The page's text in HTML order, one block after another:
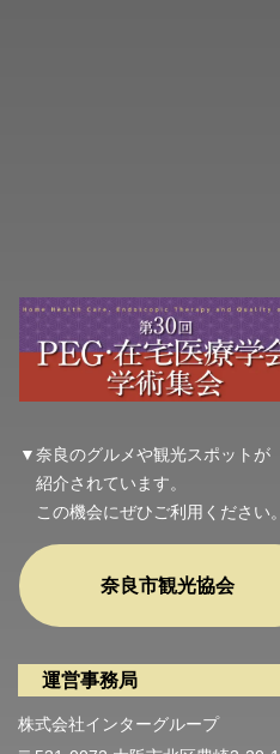
▼奈良のグルメや観光スポットが
紹介されています。
この機会にぜひご利用ください。
奈良市観光協会
運営事務局
株式会社インターグループ